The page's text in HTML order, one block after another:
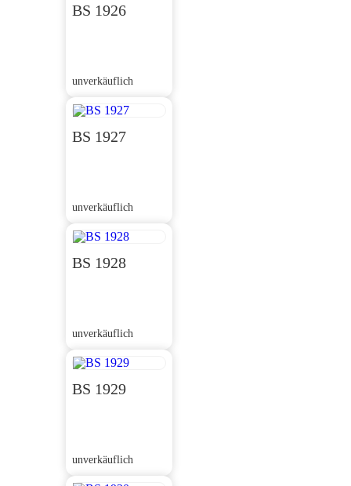
BS 1926
unverkäuflich
BS 1927
unverkäuflich
BS 1928
unverkäuflich
BS 1929
unverkäuflich